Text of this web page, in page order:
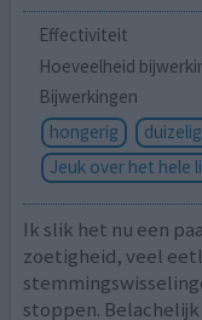
Effectiviteit
Hoeveelheid
Bijwerkingen
hongerig
Jeuk over het hele
Ik slik het nu een
zoetigheid, veel
stoppen.